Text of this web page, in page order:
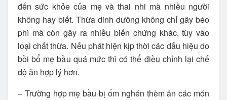
đến sức khỏe của mẹ và thai nhi mà nhiều người
không hay biết. Thừa dinh dưỡng không chỉ gây béo
phì mà còn gây ra nhiều biến chứng khác, tùy vào
loại chất thừa. Nếu phát hiện kịp thời các dấu hiệu do
bồi bổ mẹ bầu quá mức thì có thể điều chỉnh lại chế
độ ăn hợp lý hơn.
– Trường hợp mẹ bầu bị ốm nghén thèm ăn các món